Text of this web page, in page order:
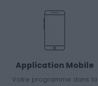
Application Mobile
Votre programme dans la